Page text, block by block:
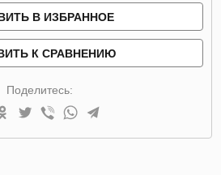
В ИЗБРАННОЕ
К СРАВНЕНИЮ
Поделитесь: